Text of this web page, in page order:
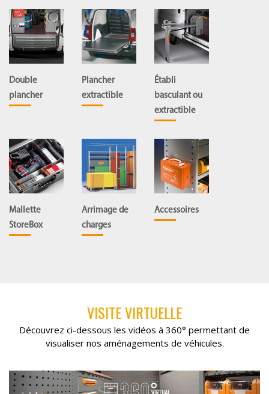
Double
plancher
Plancher
extractible
Établi
basculant ou
extractible
Mallette
StoreBox
Arrimage de
charges
Accessoires
VISITE VIRTUELLE
Découvrez ci-dessous les vidéos à 360° permettant de
visualiser nos aménagements de véhicules.